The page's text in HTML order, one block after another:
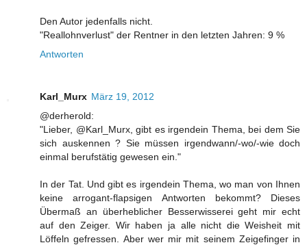
Den Autor jedenfalls nicht.
"Reallohnverlust" der Rentner in den letzten Jahren: 9 %
Antworten
Karl_Murx März 19, 2012
@derherold:
"Lieber, @Karl_Murx, gibt es irgendein Thema, bei dem Sie
sich auskennen ? Sie müssen irgendwann/-wo/-wie doch
einmal berufstätig gewesen ein."
In der Tat. Und gibt es irgendein Thema, wo man von Ihnen
keine arrogant-flapsigen Antworten bekommt? Dieses
Übermaß an überheblicher Besserwisserei geht mir echt
auf den Zeiger. Wir haben ja alle nicht die Weisheit mit
Löffeln gefressen. Aber wer mir mit seinem Zeigefinger in